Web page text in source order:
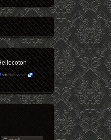
surHellocoton